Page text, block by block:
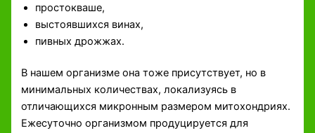
простокваше,
выстоявшихся винах,
пивных дрожжах.
В нашем организме она тоже присутствует, но в
минимальных количествах, локализуясь в
отличающихся микронным размером митохондриях.
Ежесуточно организмом продуцируется для